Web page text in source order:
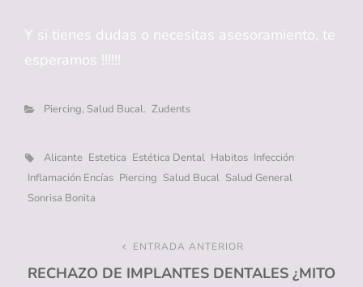
Y si tienes dudas o necesitas asesoramiento, te
esperamos !!!!!!
Categorías
Piercing, Salud Bucal. Zudents
Etiquetas,
Alicante Estetica Estética Dental Habitos Infección
Inflamación Encías Piercing Salud Bucal Salud General
Sonrisa Bonita
Navegación
Entrada
anterior
ENTRADA ANTERIOR
RECHAZO DE IMPLANTES DENTALES ¿MITO